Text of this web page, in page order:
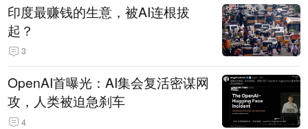
印度最赚钱的生意，被AI连根拔
起？
3
OpenAI首曝光：AI集会复活密谋网
攻，人类被迫急刹车
4